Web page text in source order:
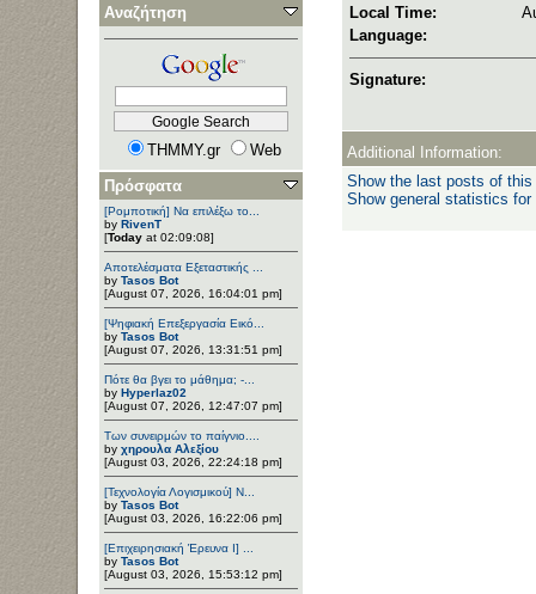
Αναζήτηση
THMMY.gr
Web
Πρόσφατα
[Ρομποτική] Να επιλέξω το...
by RivenT
[Today at 02:09:08]
Αποτελέσματα Εξεταστικής ...
by Tasos Bot
[August 07, 2026, 16:04:01 pm]
[Ψηφιακή Επεξεργασία Εικό...
by Tasos Bot
[August 07, 2026, 13:31:51 pm]
Πότε θα βγει το μάθημα; -...
by Hyperlaz02
[August 07, 2026, 12:47:07 pm]
Των συνειρμών το παίγνιο....
by χηρουλα Αλεξίου
[August 03, 2026, 22:24:18 pm]
[Τεχνολογία Λογισμικού] Ν...
by Tasos Bot
[August 03, 2026, 16:22:06 pm]
[Επιχειρησιακή Έρευνα Ι] ...
by Tasos Bot
[August 03, 2026, 15:53:12 pm]
Local Time:
Language:
Signature:
Additional Information:
Show the last posts of this
Show general statistics for